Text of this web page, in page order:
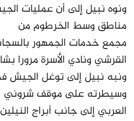
ونوه نبيل إلى أن عمليات
مناطق وسط الخرطوم من
مجمع خدمات الجمهور
القرشي ونادي الأسرة مرورا
ونبه نبيل إلى توغل
وسيطرته على موقف شروني
العربي إلى جانب أبراج